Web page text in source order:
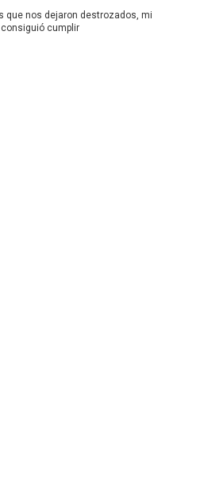
que nos dejaron destrozados, mi
cumplir